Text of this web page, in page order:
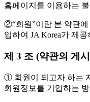
홈페이지를 이용하는
②“회원”이란 본 약관에
입하여 JA Korea가 제
제 3 조 (약관의 게
① 회원이 되고자 하는
회원정보를 기입하는